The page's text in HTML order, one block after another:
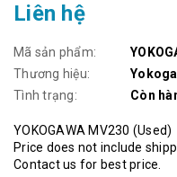
Liên hệ
Mã sản phẩm:
Thương hiệu:
Tình trạng:
Còn
YOKOGAWA MV230 (Used)
Price does not include
Contact us for best price.